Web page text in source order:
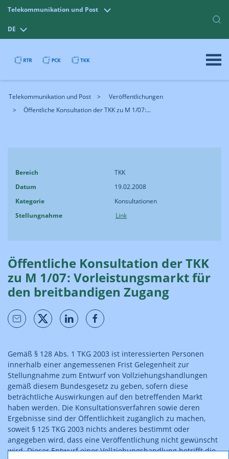
Telekommunikation und Post
DE
Telekommunikation und Post
Veröffentlichungen
Öffentliche Konsultation der TKK zu M 1/07:...
Bereich
TKK
Datum
19.02.2008
Kategorie
Konsultationen
Stellungnahme
Link
Öffentliche Konsultation der TKK
zu M 1/07: Vorleistungsmarkt für
den breitbandigen Zugang
Gemäß § 128 Abs. 1 TKG 2003 ist interessierten Personen
innerhalb einer angemessenen Frist Gelegenheit zur
Stellungnahme zum Entwurf von Vollziehungshandlungen
gemäß diesem Bundesgesetz zu geben, sofern diese
beträchtliche Auswirkungen auf den betreffenden Markt
haben werden. Die Konsultationsverfahren sowie deren
Ergebnisse sind der Öffentlichkeit zugänglich zu machen,
soweit § 125 TKG 2003 nichts anderes bestimmt oder
angegeben wird, dass eine Veröffentlichung nicht gewünscht
wird. Dieser Entwurf einer Vollziehungshandlung betrifft die